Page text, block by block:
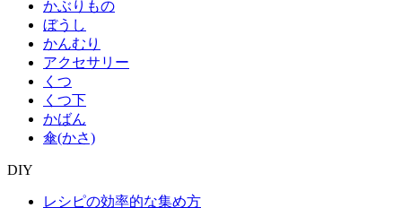
かぶりもの
ぼうし
かんむり
アクセサリー
くつ
くつ下
かばん
傘(かさ)
DIY
レシピの効率的な集め方